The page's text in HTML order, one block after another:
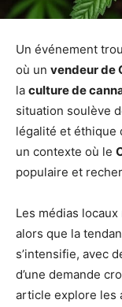
Un événement
où un vendeur de
la culture de
situation soulève
légalité et éthique
un contexte où le
populaire et
Les médias
alors que la
s’intensifie, avec
d’une demande
article explore les